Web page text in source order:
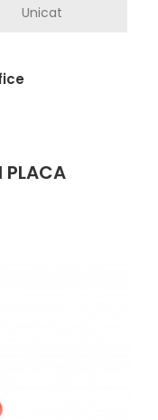
Unicat
PLACA